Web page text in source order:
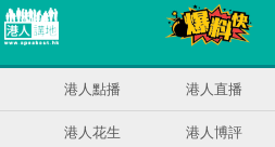
港人點播 港人直播
港人花生 港人博評